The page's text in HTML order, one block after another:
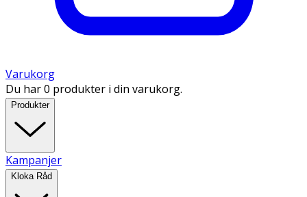
Varukorg
Du har 0 produkter i din varukorg.
Produkter
Kampanjer
Kloka Råd